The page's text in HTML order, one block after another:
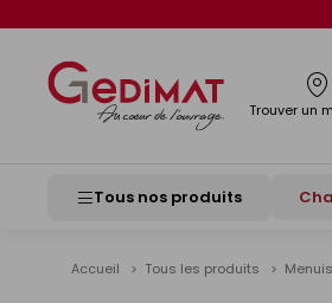
Trouver un
Tous nos produits
Accueil Tous les produits